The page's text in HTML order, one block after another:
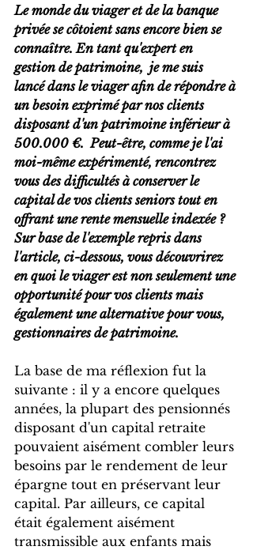
Le monde du viager et de la banque
privée se côtoient sans encore bien se
connaître. En tant qu'expert en
gestion de patrimoine,  je me suis
lancé dans le viager afin de répondre à
un besoin exprimé par nos clients
disposant d'un patrimoine inférieur à
500.000 €.  Peut-être, comme je l'ai
moi-même expérimenté, rencontrez
vous des difficultés à conserver le
capital de vos clients seniors tout en
offrant une rente mensuelle indexée ?
Sur base de l'exemple repris dans
l'article, ci-dessous, vous découvrirez
en quoi le viager est non seulement une
opportunité pour vos clients mais
également une alternative pour vous,
gestionnaires de patrimoine.
La base de ma réflexion fut la
suivante : il y a encore quelques
années, la plupart des pensionnés
disposant d'un capital retraite
pouvaient aisément combler leurs
besoins par le rendement de leur
épargne tout en préservant leur
capital. Par ailleurs, ce capital
était également aisément
transmissible aux enfants mais